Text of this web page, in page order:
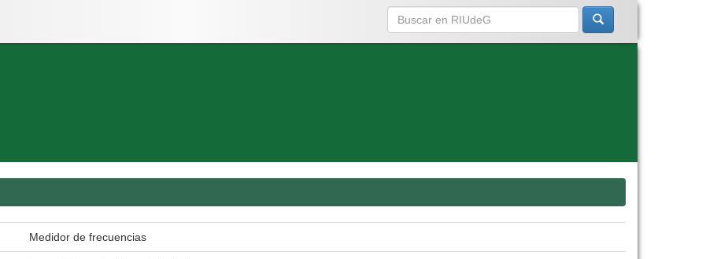
Medidor de frecuencias